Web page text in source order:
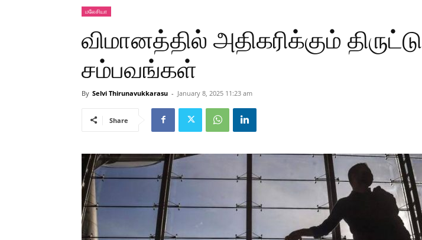
மலேசியா
விமானத்தில் அதிகரிக்கும் திருட்டு
சம்பவங்கள்
By Selvi Thirunavukkarasu - January 8, 2025 11:23 am
Share